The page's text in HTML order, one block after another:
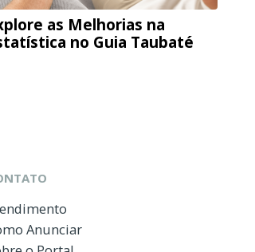
as Melhorias na
no Guia Taubaté
Anunciar